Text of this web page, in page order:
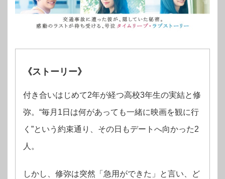
《ストーリー》
付き合いはじめて2年が経つ高校3年生の実結と修
弥。 “毎月1日は何があっても一緒に映画を観に行
く”という約束通り、その日もデートへ向かった2
人。
しかし、修弥は突然「急用ができた」と言い、ど